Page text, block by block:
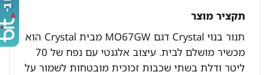
תקציר מוצר
תנור בנוי Crystal דגם MO67GW מבית Crystal הוא
מכשיר מושלם לבית. עיצוב אלגנטי עם נפח של 70
ליטר ודלת בשתי שכבות זכוכית מובטחות לשמור על